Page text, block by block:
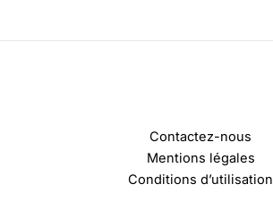
Contactez-nous
Mentions légales
Conditions d’utilisation